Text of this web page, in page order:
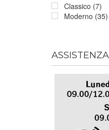
Classico (7)
Moderno (35)